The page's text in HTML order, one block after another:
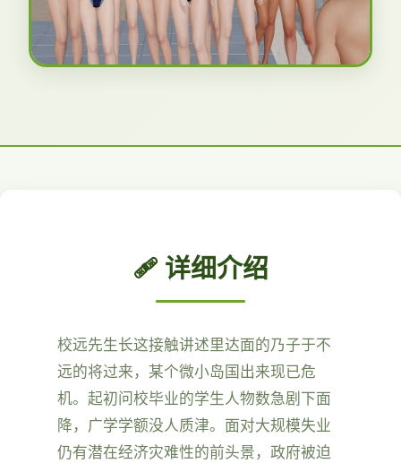
🩹 详细介绍
校远先生长这接触讲述里达面的乃子于不
远的将过来，某个微小岛国出来现已危
机。起初问校毕业的学生人物数急剧下面
降，广学学额没人质津。面对大规模失业
仍有潜在经济灾难性的前头景，政府被迫